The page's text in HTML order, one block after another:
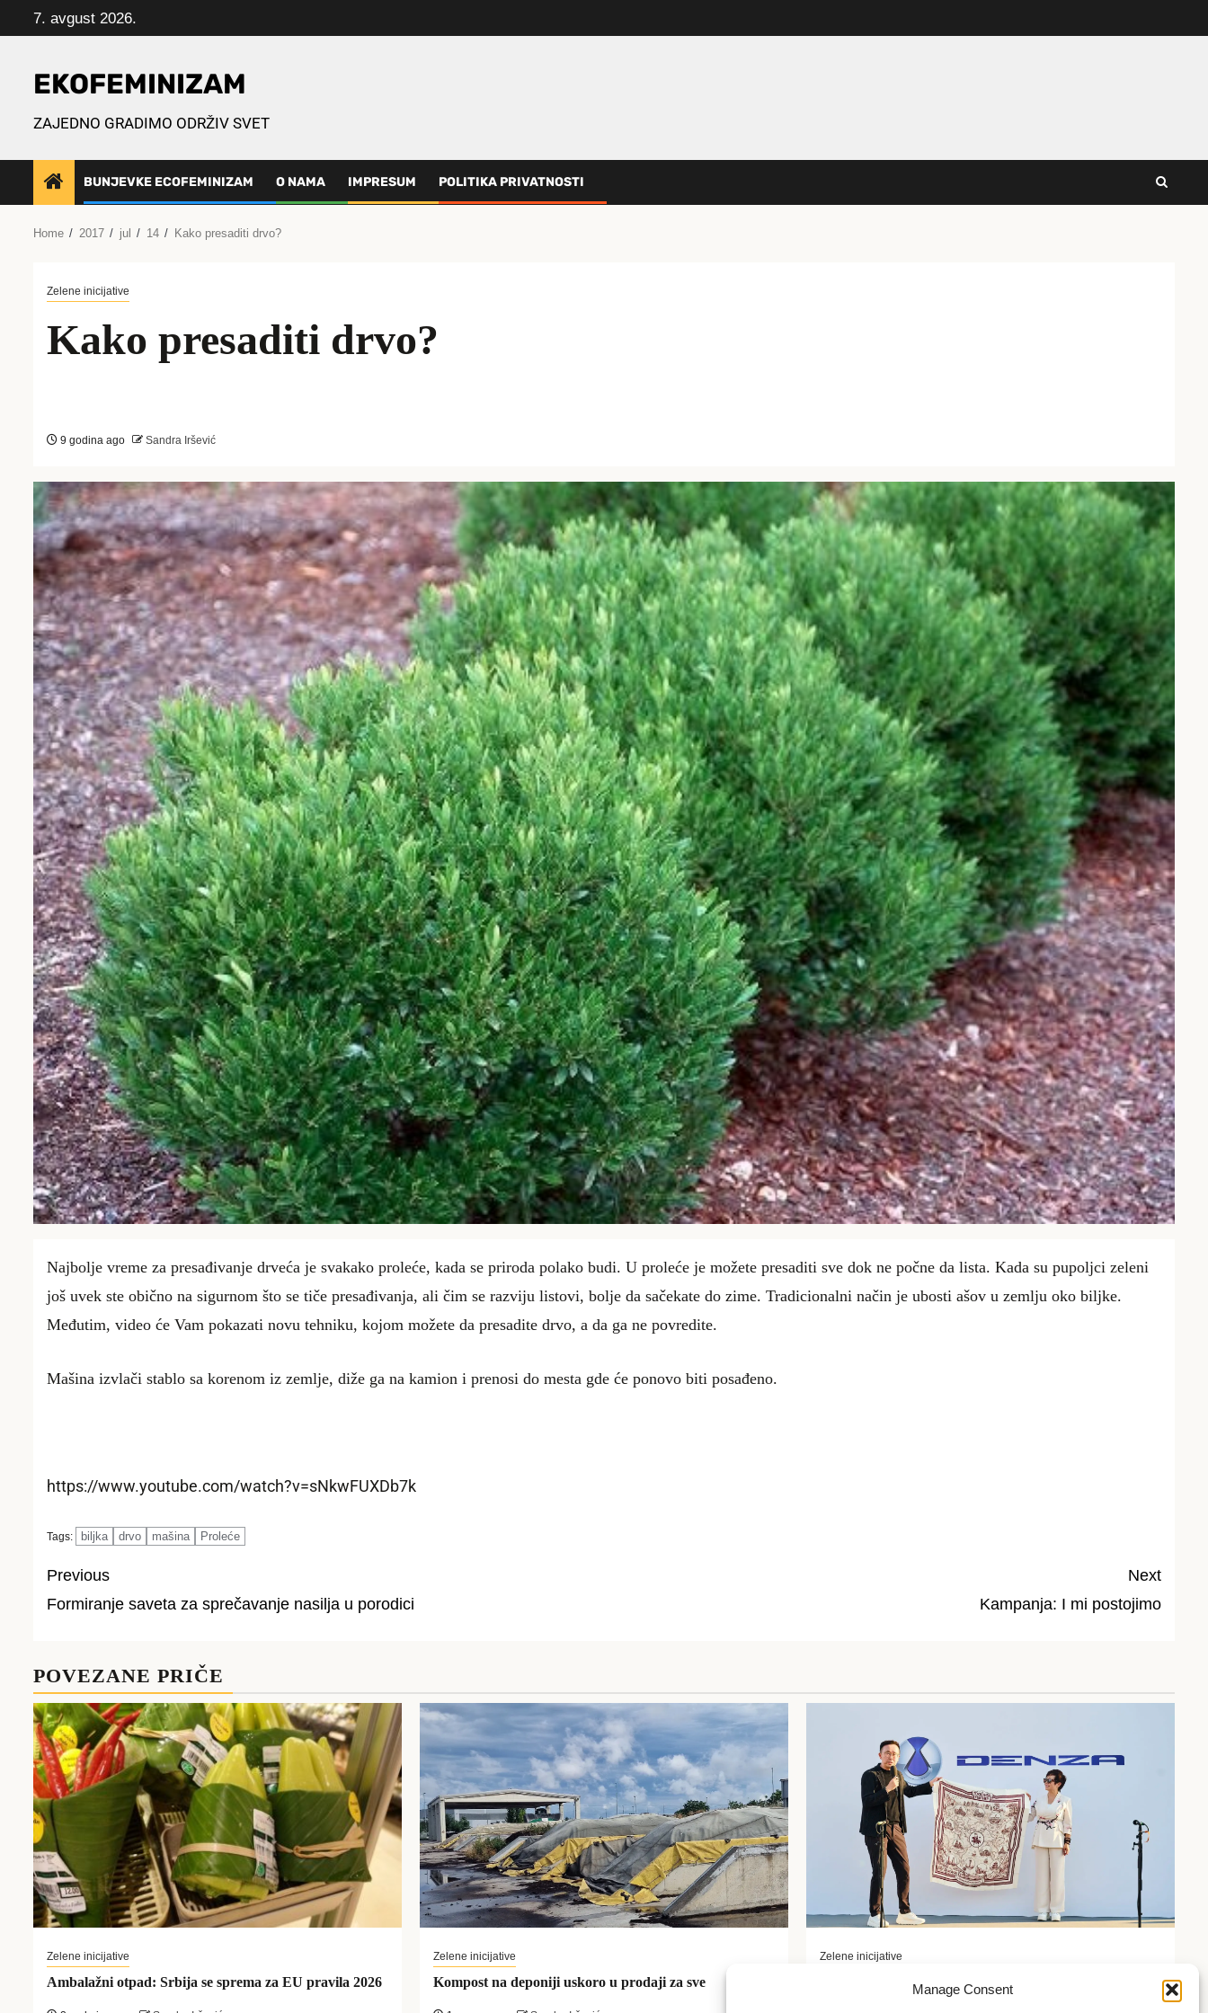
Manage Consent
to
7. avgust 2026.
EKOFEMINIZAM
ZAJEDNO GRADIMO ODRŽIV SVET
BUNJEVKE ECOFEMINIZAM O NAMA IMPRESUM POLITIKA PRIVATNOSTI
Home 2017 jul 14 Kako presaditi drvo?
Zelene inicijative
Kako presaditi drvo?
9 godina ago Sandra Iršević
Najbolje vreme za presađivanje drveća je svakako proleće, kada se priroda polako budi. U proleće je možete presaditi sve dok ne počne da lista. Kada su pupoljci zeleni
još uvek ste obično na sigurnom što se tiče presađivanja, ali čim se razviju listovi, bolje da sačekate do zime. Tradicionalni način je ubosti ašov u zemlju oko biljke.
Međutim, video će Vam pokazati novu tehniku, kojom možete da presadite drvo, a da ga ne povredite.
Mašina izvlači stablo sa korenom iz zemlje, diže ga na kamion i prenosi do mesta gde će ponovo biti posađeno.
https://www.youtube.com/watch?v=sNkwFUXDb7k
Tags: biljka drvo mašina Proleće
Post
Previous
Formiranje saveta za sprečavanje nasilja u porodici
Next
Kampanja: I mi postojimo
POVEZANE PRIČE
Zelene inicijative
Ambalažni otpad: Srbija se sprema za EU pravila 2026
Zelene inicijative
Kompost na deponiji uskoro u prodaji za sve
Zelene inicijative
FLASH Charging: Šta znači punjenje baterije od 9